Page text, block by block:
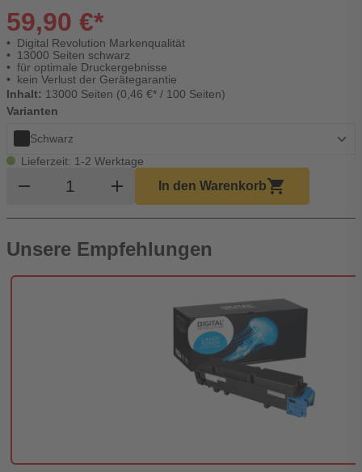
59,90 €*
Digital Revolution Markenqualität
13000 Seiten schwarz
für optimale Druckergebnisse
kein Verlust der Gerätegarantie
Inhalt: 13000 Seiten (0,46 €* / 100 Seiten)
Varianten
Schwarz
Lieferzeit: 1-2 Werktage
remove Produkt Warenkorb Menge
add In den Warenkorbshopping_cart
Unsere Empfehlungen